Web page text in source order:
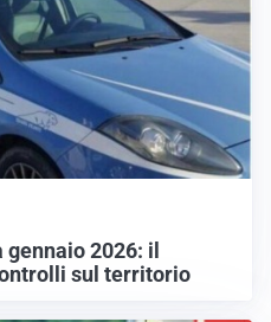
2026: il
sul territorio